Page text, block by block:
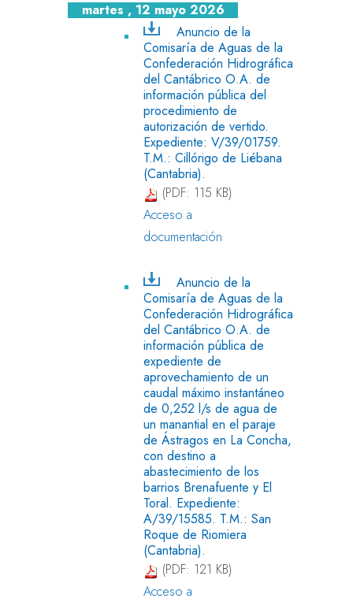
martes , 12 mayo 2026
Anuncio de la
Comisaría de Aguas de la
Confederación Hidrográfica
del Cantábrico O.A. de
información pública del
procedimiento de
autorización de vertido.
Expediente: V/39/01759.
T.M.: Cillórigo de Liébana
(Cantabria).
(PDF: 115 KB)
Acceso a
documentación
Anuncio de la
Comisaría de Aguas de la
Confederación Hidrográfica
del Cantábrico O.A. de
información pública de
expediente de
aprovechamiento de un
caudal máximo instantáneo
de 0,252 l/s de agua de
un manantial en el paraje
de Ástragos en La Concha,
con destino a
abastecimiento de los
barrios Brenafuente y El
Toral. Expediente:
A/39/15585. T.M.: San
Roque de Riomiera
(Cantabria).
(PDF: 121 KB)
Acceso a